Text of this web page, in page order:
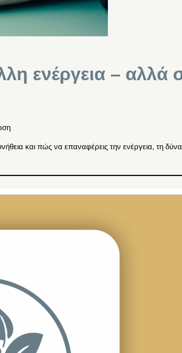
ενέργεια – αλλά
και πώς να επαναφέρεις την ενέργεια, τη